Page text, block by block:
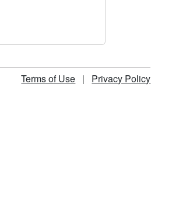
Terms of Use | Privacy Policy